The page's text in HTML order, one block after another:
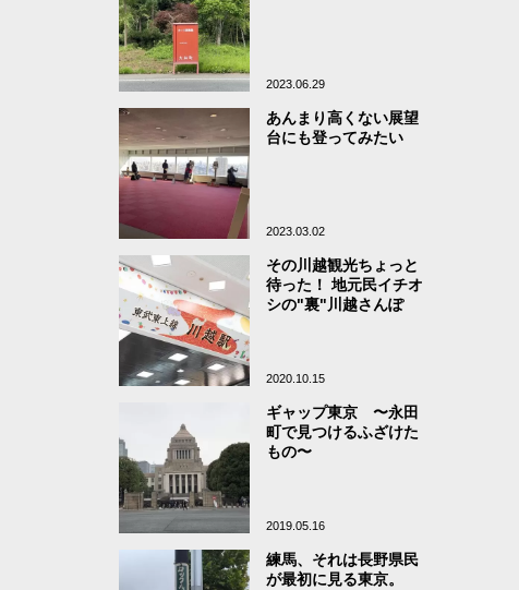
2023.06.29
あんまり高くない展望
台にも登ってみたい
2023.03.02
その川越観光ちょっと
待った！ 地元民イチオ
シの"裏"川越さんぽ
2020.10.15
ギャップ東京 〜永田
町で見つけるふざけた
もの〜
2019.05.16
練馬、それは長野県民
が最初に見る東京。